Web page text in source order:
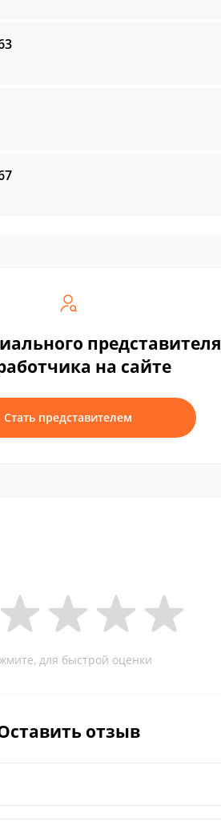
представителя
на сайте
Стать представителем
для быстрой оценки
отзыв